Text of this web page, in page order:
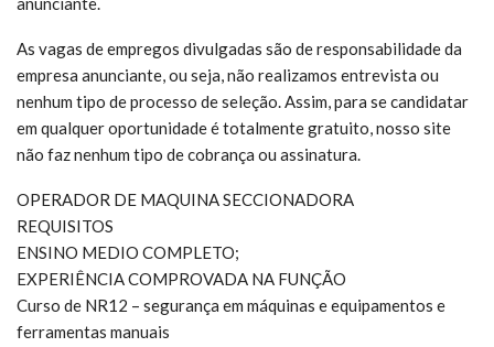
As vagas de empregos divulgadas são de responsabilidade da
empresa anunciante, ou seja, não realizamos entrevista ou
nenhum tipo de processo de seleção. Assim, para se candidatar
em qualquer oportunidade é totalmente gratuito, nosso site
não faz nenhum tipo de cobrança ou assinatura.
OPERADOR DE MAQUINA SECCIONADORA
REQUISITOS
ENSINO MEDIO COMPLETO;
EXPERIÊNCIA COMPROVADA NA FUNÇÃO
Curso de NR12 – segurança em máquinas e equipamentos e
ferramentas manuais